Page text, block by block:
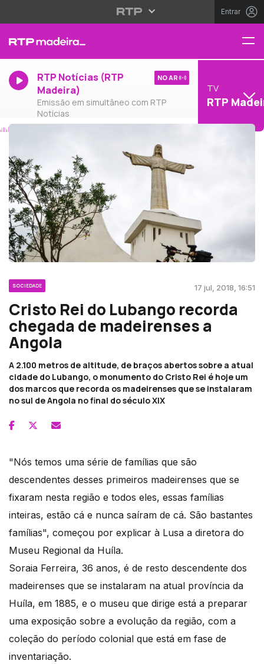
Entrar
RTP Notícias (RTP
Madeira)
Emissão em simultâneo com RTP
Notícias
NO AR
TV
RTP
SOCIEDADE 17 jul, 2018, 16:51
Cristo Rei do Lubango recorda
chegada de madeirenses a
Angola
A 2.100 metros de altitude, de braços abertos sobre a atual
cidade do Lubango, o monumento do Cristo Rei é hoje um
dos marcos que recorda os madeirenses que se instalaram
no sul de Angola no final do século XIX
"Nós temos uma série de famílias que são
descendentes desses primeiros madeirenses que se
fixaram nesta região e todos eles, essas famílias
inteiras, estão cá e nunca saíram de cá. São bastantes
famílias", começou por explicar à Lusa a diretora do
Museu Regional da Huíla.
Soraia Ferreira, 36 anos, é de resto descendente dos
madeirenses que se instalaram na atual província da
Huíla, em 1885, e o museu que dirige está a preparar
uma exposição sobre a evolução da região, com a
coleção do período colonial que está em fase de
inventariação.